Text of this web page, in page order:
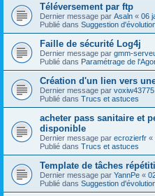
Téléversement par ftp
Dernier message par Asaln « 06
Publié dans Suggestion
Faille de sécurité Log4j
Dernier message par gmm-
Publié dans Paramétrage de
Création d'un lien vers
Dernier message par voxiw43775
Publié dans Trucs et astuces
acheter pass sanitaire et
disponible
Dernier message par ecrozierfr «
Publié dans Trucs et astuces
Template de tâches
Dernier message par YannPe «
Publié dans Suggestion